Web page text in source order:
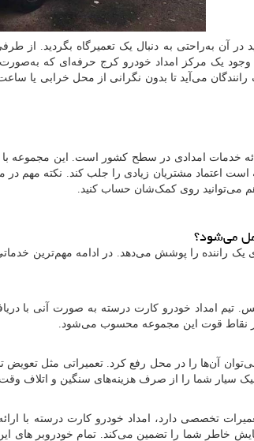
آن به‌راحتی به دنبال یک تعمیرگاه بگردید. از
وجود یک مرکز امداد خودرو کرج حرفه‌ای که
می‌آید تا بدون نگرانی از محل خرابی یا
خدمات امدادی در سطح کشور است. این مجموعه با
است اعتماد مشتریان زیادی را جلب کند. نکته مهم
می‌شود؟
یک راننده را پوشش می‌دهد. در ادامه مهم‌ترین
تیم امداد خودرو کارت درسته به صورت آنی با
نقاط قوت این مجموعه محسوب می‌شود.
می‌توان آن‌ها را در محل رفع کرد. تعمیراتی مثل
سیار شما را از صرف هزینه‌های سنگین و اتلاف
تخصصی دارد، امداد خودرو کارت درسته با
خاطر شما را تضمین می‌کند. تمام خودروبر های